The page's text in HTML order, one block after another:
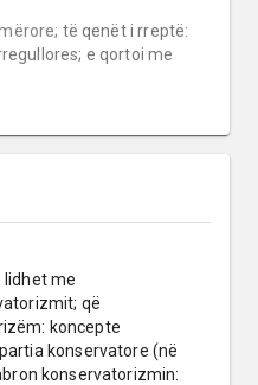
të qenët i rreptë:
e qortoi me
lidhet me
që
koncepte
konservatore (në
konservatorizmin: